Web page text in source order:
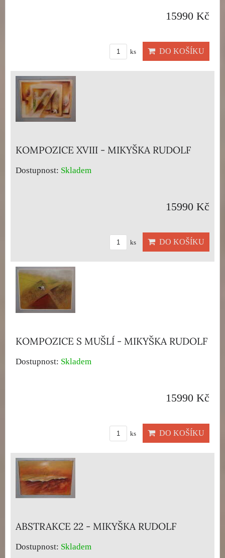
15990 Kč
ks DO KOŠÍKU
KOMPOZICE XVIII - MIKYŠKA RUDOLF
Dostupnost: Skladem
15990 Kč
ks DO KOŠÍKU
KOMPOZICE S MUŠLÍ - MIKYŠKA RUDOLF
Dostupnost: Skladem
15990 Kč
ks DO KOŠÍKU
ABSTRAKCE 22 - MIKYŠKA RUDOLF
Dostupnost: Skladem